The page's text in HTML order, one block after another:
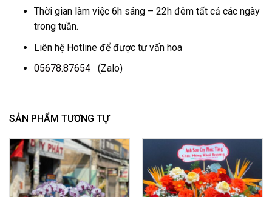
Thời gian làm việc 6h sáng – 22h đêm tất cả các ngày
trong tuần.
Liên hệ Hotline để được tư vấn hoa
05678.87654(Zalo)
SẢN PHẨM TƯƠNG TỰ